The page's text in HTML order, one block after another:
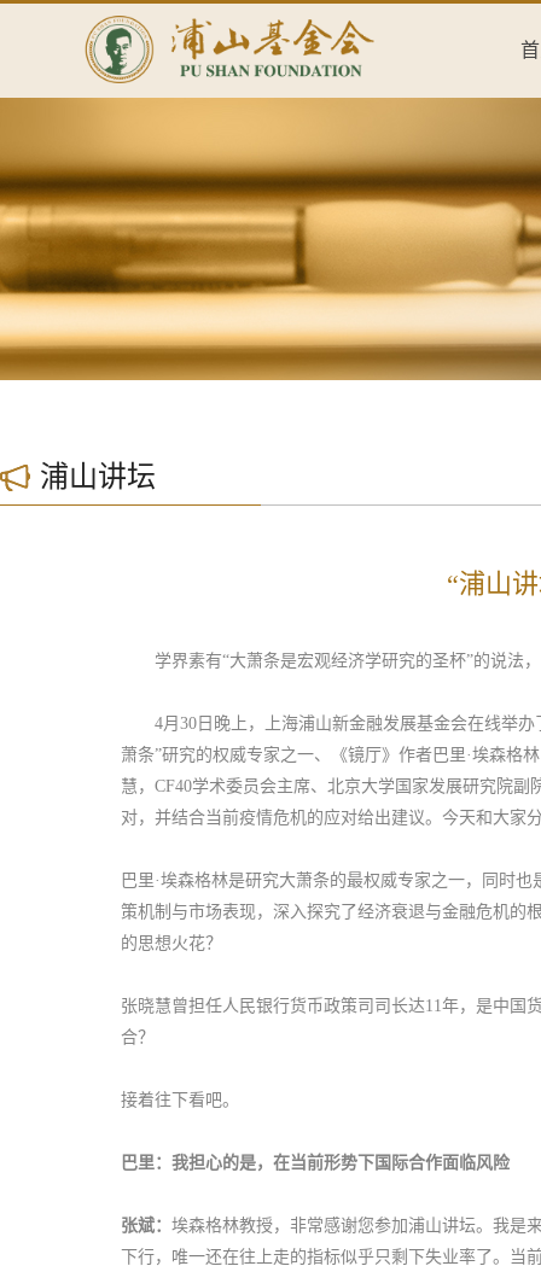
浦山讲坛
“浦山
学界素有“大萧条是宏观经济学研究的圣杯”的说法
4月30日晚上，上海浦山新金融发展基金会在线举办
萧条”研究的权威专家之一、《镜厅》作者巴里·埃森格
慧，CF40学术委员会主席、北京大学国家发展研究院
对，并结合当前疫情危机的应对给出建议。今天和大家
巴里·埃森格林是研究大萧条的最权威专家之一，同时
策机制与市场表现，深入探究了经济衰退与金融危机的
的思想火花？
张晓慧曾担任人民银行货币政策司司长达11年，是中
合？
接着往下看吧。
巴里：我担心的是，在当前形势下国际合作面临风险
张斌： 埃森格林教授，非常感谢您参加浦山讲坛。我是
下行，唯一还在往上走的指标似乎只剩下失业率了。